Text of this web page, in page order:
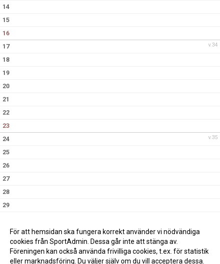
14
15
16
v.34
17
18
19
20
21
22
23
v.35
24
25
26
27
28
29
För att hemsidan ska fungera korrekt använder vi nödvändiga
cookies från SportAdmin. Dessa går inte att stänga av.
Föreningen kan också använda frivilliga cookies, t.ex. för statistik
eller marknadsföring. Du väljer själv om du vill acceptera dessa.